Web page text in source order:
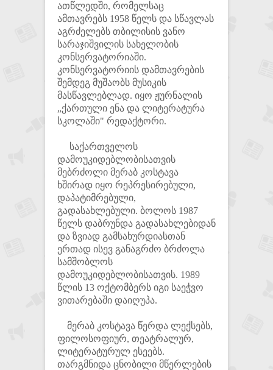
ათწლედში, რომელსაც
ამთავრებს 1958 წელს და სწავლას
აგრძელებს თბილისის ვანო
სარაჯიშვილის სახელობის
კონსერვატორიაში.
კონსერვატორიის დამთავრების
შემდეგ მუშაობს მუსიკის
მასწავლებლად. იყო ჟურნალის
„ქართული ენა და ლიტერატურა
სკოლაში" რედაქტორი.
საქართველოს
დამოუკიდებლობისათვის
მებრძოლი მერაბ კოსტავა
ხშირად იყო რეპრესირებული,
დაპატიმრებული,
გადასახლებული. ბოლოს 1987
წელს დაბრუნდა გადასახლებიდან
და ზვიად გამსახურდიასთან
ერთად ისევ განაგრძო ბრძოლა
სამშობლოს
დამოუკიდებლობისათვის. 1989
წლის 13 ოქტომბერს იგი საეჭვო
ვითარებაში დაიღუპა.
მერაბ კოსტავა წერდა ლექსებს,
ფილოსოფიურ, თეატრალურ,
ლიტერატურულ ესეებს.
თარგმნიდა ცნობილი მწერლების